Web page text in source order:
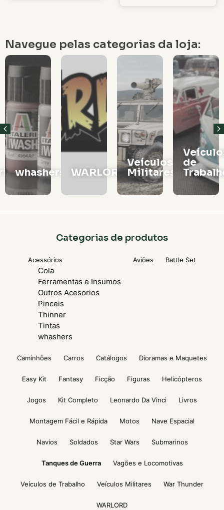
Navegue pelas categorias da loja:
WARLORD Militares
Veículos
de
Trabalho
Vagões
e
Categorias de produtos
Acessórios
Cola
Ferramentas e Insumos
Outros Acesorios
Pinceis
Thinner
Tintas
whashers
Aviões Battle Set
Caminhões Carros Catálogos Dioramas e Maquetes
Easy Kit Fantasy Ficção Figuras Helicópteros
Jogos Kit Completo Leonardo Da Vinci Livros
Montagem Fácil e Rápida Motos Nave Espacial
Navios Soldados Star Wars Submarinos
Tanques de Guerra Vagões e Locomotivas
Veículos de Trabalho Veículos Militares War Thunder
WARLORD